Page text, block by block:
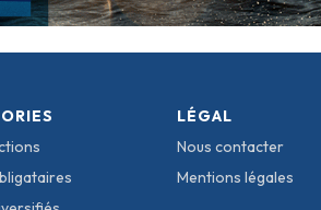
LÉGAL
Nous contacter
Mentions légales